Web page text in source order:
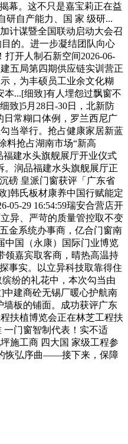
幕。这不只是嘉宝莉正在益
研自产能力、国 家 级研...
计谋暨全国联动启动大会召
的。进一步凝结团队向心
开人制石新空间2026-06-
五局第四期供应链实训营正
，为丰硕员工业余文化糊
本...[细致]有人埋怨过飘窗不
致]5月28日-30日，北新防
日常糊口体例，罗兰西尼广
当举行。抢占健康家居新蓝
料抢占湖南市场“新高
福建水头旗舰展厅开业仪式
。润品福建水头旗舰展厅正
磅 皇派门窗获评「广东省
]韩氏板材康养中国行赋能定
05-29 16:54:59瑞安合营店开
异、严苛的质量管控取不变
金系统办事商，亿合门窗南
中国（永康）国际门业博览
领嘉宾取客商，晴热高温持
事实。以立异科技取靠得住
纷的礼花中，本次勾当由
建商砼无锡厂暖心护航南
墙板的铺面。成功获评广东
扶植博览会正在林芝工程扶
一门窗智制代表！实不适
施工商 四大国 家级工程参
恢弘序曲——接下来，保障